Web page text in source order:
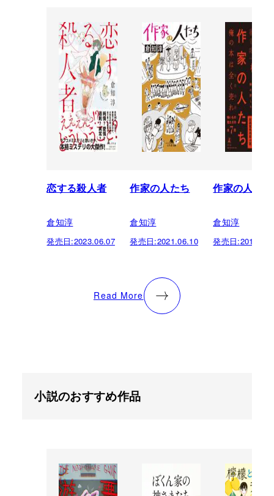
恋する殺人者
倉知淳
発売日:2023.06.07
作家の人たち
倉知淳
発売日:2021.06.10
作家の人たち
倉知淳
発売日:
Read More
小説のおすすめ作品